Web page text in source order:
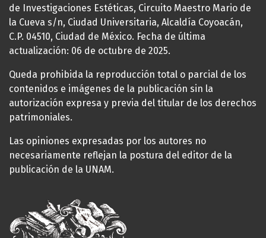
de Investigaciones Estéticas, Circuito Maestro Mario de
la Cueva s/n, Ciudad Universitaria, Alcaldía Coyoacán,
C.P. 04510, Ciudad de México. Fecha de última
actualización: 06 de octubre de 2025.
Queda prohibida la reproducción total o parcial de los
contenidos e imágenes de la publicación sin la
autorización expresa y previa del titular de los derechos
patrimoniales.
Las opiniones expresadas por los autores no
necesariamente reflejan la postura del editor de la
publicación de la UNAM.